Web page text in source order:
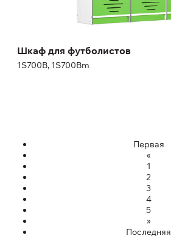
Шкаф для футболистов
1S700B, 1S700Bm
Первая
«
1
2
3
4
5
»
Последняя